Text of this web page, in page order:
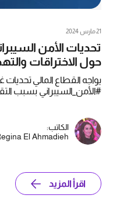
21 مارس 2024
تحديات الأمن
حول الاختراقات
يواجه القطاع المالي
#الأمن_السيبراني بسبب
الكاتب:
El Ahmadieh
اقرأ المزيد